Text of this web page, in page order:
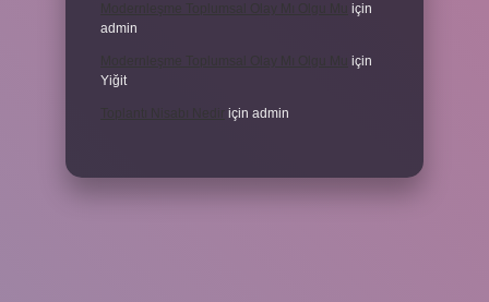
için
admin
için
Yiğit
için admin